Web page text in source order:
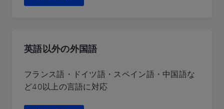
英語以外の外国語
フランス語・ドイツ語・スペイン語・中国語な
ど40以上の言語に対応